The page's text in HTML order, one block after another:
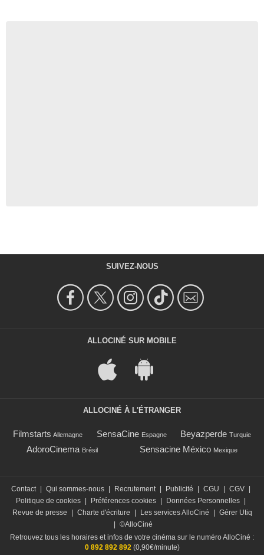
SUIVEZ-NOUS
ALLOCINÉ SUR MOBILE
ALLOCINÉ À L'ÉTRANGER
Filmstarts Allemagne SensaCine Espagne Beyazperde Turquie
AdoroCinema Brésil Sensacine México Mexique
Contact Qui sommes-nous Recrutement Publicité CGU CGV
Politique de cookies
Préférences cookies Données Personnelles
Revue de presse
Charte d'écriture Les services AlloCiné
Gérer Utiq
©AlloCiné
Retrouvez tous les horaires et infos de votre cinéma sur le numéro AlloCiné :
0 892 892 892(0,90€/minute)